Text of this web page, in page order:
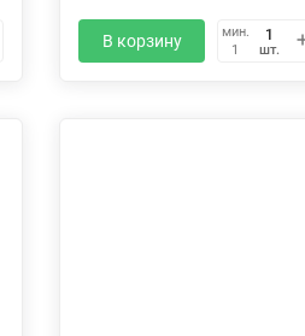
В корзину
мин.
1
шт.